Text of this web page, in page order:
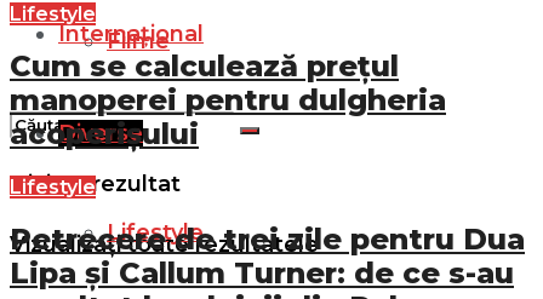
Filme
Nici un rezultat
Vizualizați toate rezultatele
Internațional
Diverse
Lifestyle
Lifestyle
Cum se calculează prețul
manoperei pentru dulgheria
acoperișului
Lifestyle
Petrecere de trei zile pentru Dua
Lipa și Callum Turner: de ce s-au